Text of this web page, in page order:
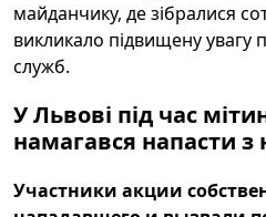
майданчику, де зібралися
викликало підвищену увагу
служб.
У Львові під час
намагався напасти
Участники акции